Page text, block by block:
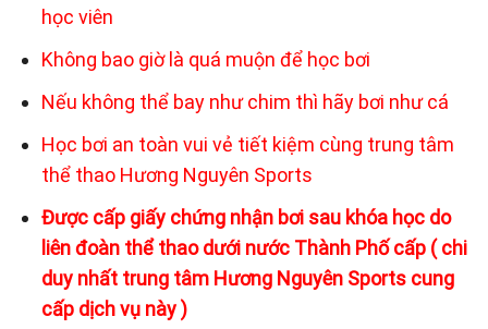
học viên
Không bao giờ là quá muộn để học bơi
Nếu không thể bay như chim thì hãy bơi như cá
Học bơi an toàn vui vẻ tiết kiệm cùng trung tâm
thể thao Hương Nguyên Sports
Được cấp giấy chứng nhận bơi sau khóa học do
liên đoàn thể thao dưới nước Thành Phố cấp ( chi
duy nhất trung tâm Hương Nguyên Sports cung
cấp dịch vụ này )